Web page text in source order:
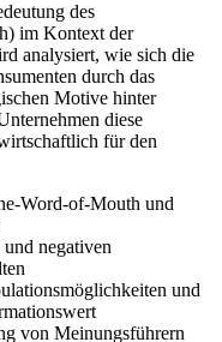
des
im Kontext der
analysiert, wie sich die
durch das
Motive hinter
diese
für den
Word-of-Mouth und
negativen
und
von Meinungsführern